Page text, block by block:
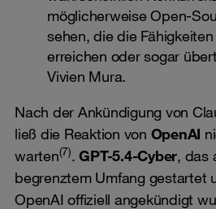
möglicherweise Open-
sehen, die die
erreichen oder sogar
Vivien Mura.
Nach der Ankündigung von
ließ die Reaktion von OpenAI
warten(7).GPT-5.4-Cyber, das
begrenztem Umfang gestartet
OpenAI offiziell angekündigt